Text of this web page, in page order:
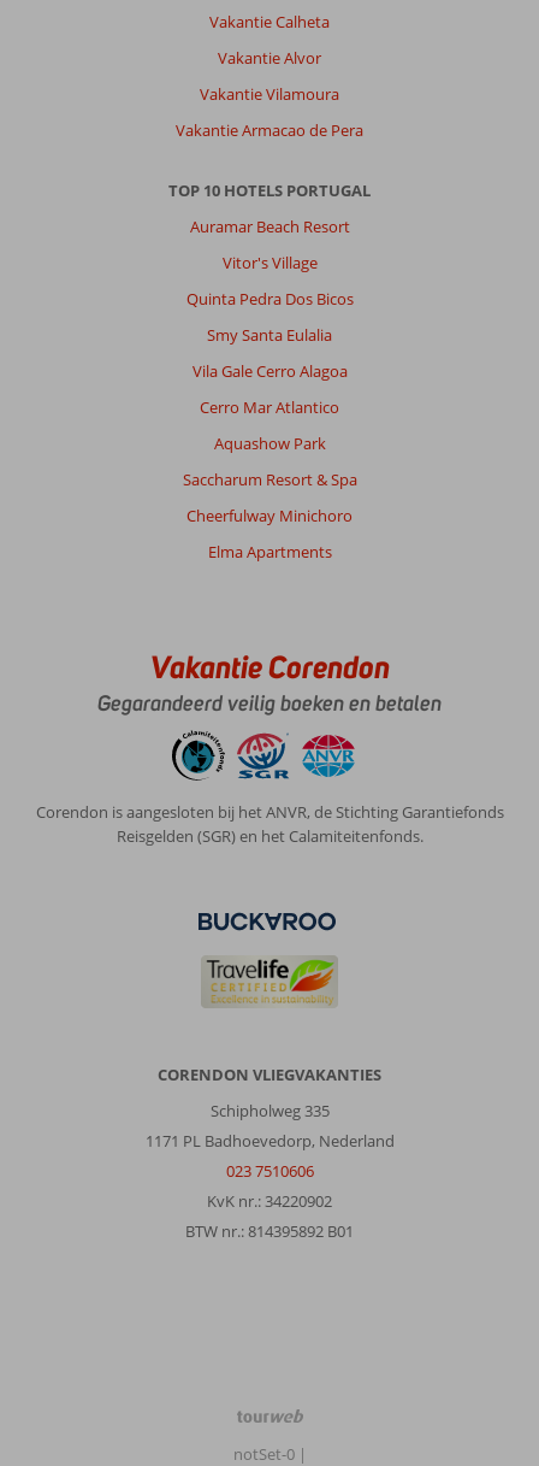
Vakantie Calheta
Vakantie Alvor
Vakantie Vilamoura
Vakantie Armacao de Pera
TOP 10 HOTELS PORTUGAL
Auramar Beach Resort
Vitor's Village
Quinta Pedra Dos Bicos
Smy Santa Eulalia
Vila Gale Cerro Alagoa
Cerro Mar Atlantico
Aquashow Park
Saccharum Resort & Spa
Cheerfulway Minichoro
Elma Apartments
Vakantie Corendon
Gegarandeerd veilig boeken en betalen
Corendon is aangesloten bij het ANVR, de Stichting Garantiefonds
Reisgelden (SGR) en het Calamiteitenfonds.
CORENDON VLIEGVAKANTIES
Schipholweg 335
1171 PL Badhoevedorp, Nederland
023 7510606
KvK nr.: 34220902
BTW nr.: 814395892 B01
TourWeb
©
notSet-0 |